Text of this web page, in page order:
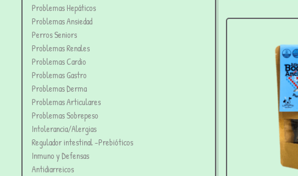
Problemas Hepáticos
Problemas Ansiedad
Perros Seniors
Problemas Renales
Problemas Cardio
Problemas Gastro
Problemas Derma
Problemas Articulares
Problemas Sobrepeso
Intolerancia/Alergias
Regulador intestinal -Prebióticos
Inmuno y Defensas
Antidiarreicos